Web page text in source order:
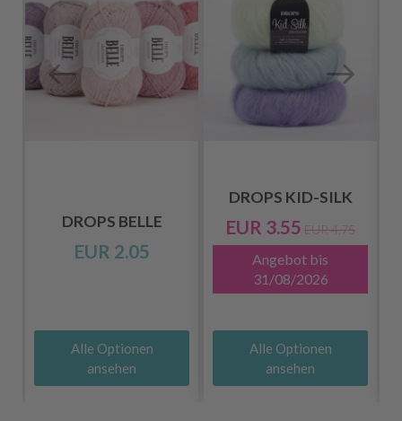
DROPS BELLE
EUR 2.05
Alle Optionen
ansehen
DROPS KID-SILK
EUR 3.55 EUR 4.75
Angebot bis
31/08/2026
Alle Optionen
ansehen